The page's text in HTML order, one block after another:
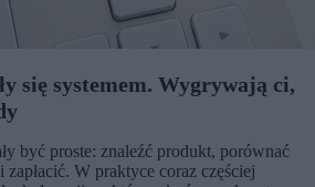
się systemem. Wygrywają ci,
być proste: znaleźć produkt, porównać
W praktyce coraz częściej